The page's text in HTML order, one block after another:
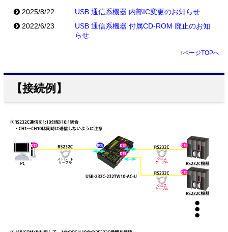
2025/8/22
USB 通信系機器 内部IC変更のお知らせ
2022/6/23
USB 通信系機器 付属CD-ROM 廃止のお知
らせ
↑ページTOPへ
【接続例】